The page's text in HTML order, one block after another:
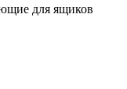
для ящиков